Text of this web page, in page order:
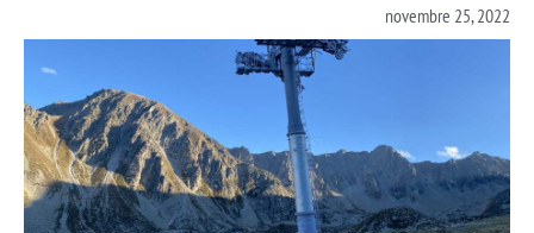
novembre 25, 2022